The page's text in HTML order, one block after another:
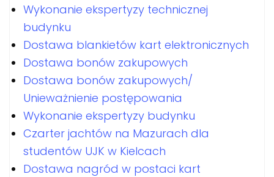
Wykonanie ekspertyzy technicznej
budynku
Dostawa blankietów kart elektronicznych
Dostawa bonów zakupowych
Dostawa bonów zakupowych/
Unieważnienie postępowania
Wykonanie ekspertyzy budynku
Czarter jachtów na Mazurach dla
studentów UJK w Kielcach
Dostawa nagród w postaci kart